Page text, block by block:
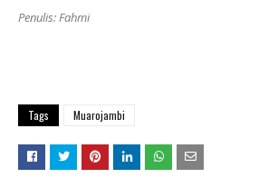
Penulis: Fahmi
Tags Muarojambi